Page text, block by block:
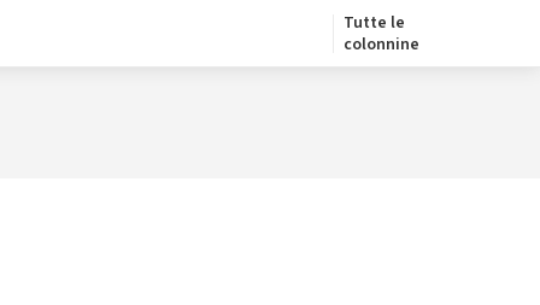
Tutte le
colonnine